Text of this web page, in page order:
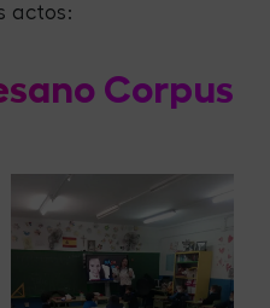
actos:
Corpus